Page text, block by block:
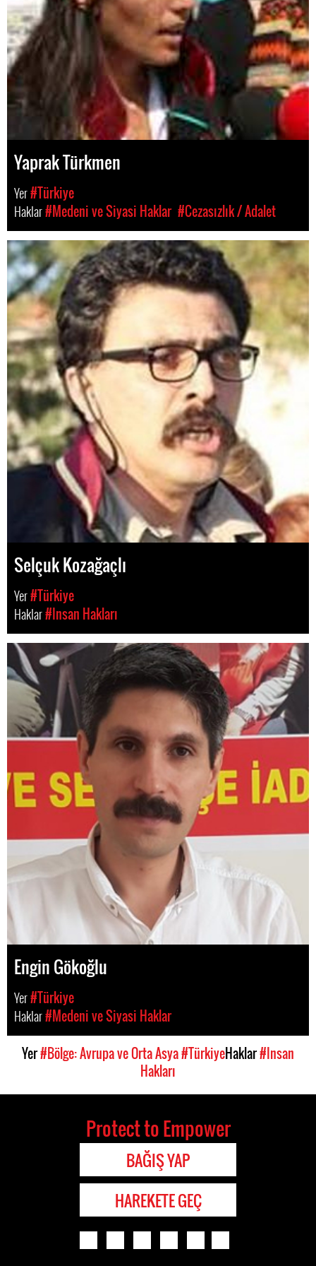
Yaprak Türkmen
Yer#Türkiye
Haklar#Medeni ve Siyasi Haklar #Cezasızlık / Adalet
Selçuk Kozağaçlı
Yer#Türkiye
Haklar#Insan Hakları
Engin Gökoğlu
Yer#Türkiye
Haklar#Medeni ve Siyasi Haklar
Yer#Bölge: Avrupa ve Orta Asya#TürkiyeHaklar#Insan
Hakları
Protect to Empower
BAĞIŞ YAP
HAREKETE GEÇ